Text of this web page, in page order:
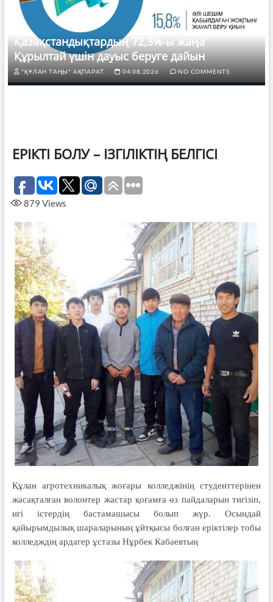
Қазақстандықтардың 72,3%-ы жаңа
Құрылтай үшін дауыс беруге дайын
"ҚҰЛАН ТАҢЫ" АҚПАРАТ. 04.08.2026 NO COMMENTS
ЕРІКТІ БОЛУ – ІЗГІЛІКТІҢ БЕЛГІСІ
879 Views
Құлан агротехникалық жоғары колледжінің студенттерінен
жасақталған волонтер жастар қоғамға өз пайдаларын тигізіп,
игі істердің бастамашысы болып жүр. Осындай
қайырымдылық шараларының ұйтқысы болған еріктілер тобы
колледждің ардагер ұстазы Нұрбек Кабаевтың